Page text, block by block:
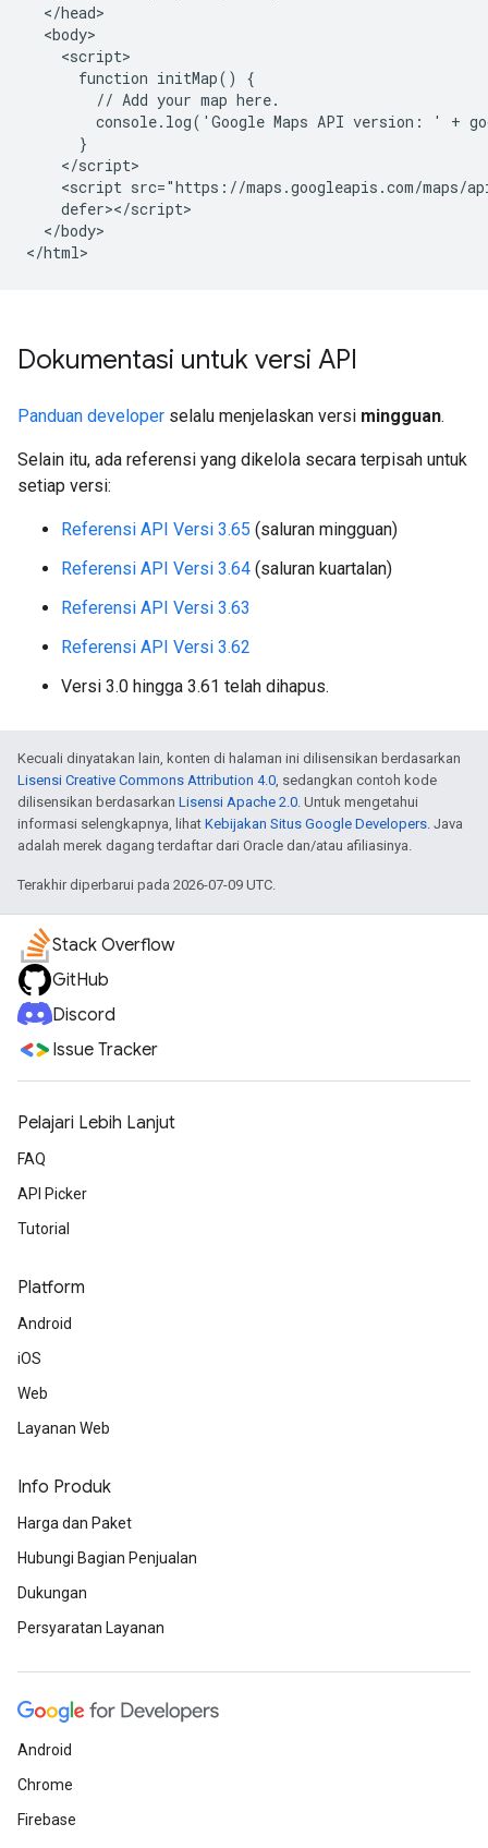
  </head>
  <body>
    <script>
      function initMap() {
        // Add your map here.
console.log('Google Maps API version: ' +
      }
    </script>
<script src="https://maps.googleapis.com/maps/
    defer></script>
  </body>
</html>
Dokumentasi untuk versi API
Panduan developer selalu menjelaskan versi mingguan.
Selain itu, ada referensi yang dikelola secara terpisah untuk
setiap versi:
Referensi API Versi 3.65 (saluran mingguan)
Referensi API Versi 3.64 (saluran kuartalan)
Referensi API Versi 3.63
Referensi API Versi 3.62
Versi 3.0 hingga 3.61 telah dihapus.
Kecuali dinyatakan lain, konten di halaman ini dilisensikan berdasarkan
Lisensi Creative Commons Attribution 4.0, sedangkan contoh kode
dilisensikan berdasarkan Lisensi Apache 2.0. Untuk mengetahui
informasi selengkapnya, lihat Kebijakan Situs Google Developers. Java
adalah merek dagang terdaftar dari Oracle dan/atau afiliasinya.
Terakhir diperbarui pada 2026-07-09 UTC.
Stack Overflow
GitHub
Discord
Issue Tracker
Pelajari Lebih Lanjut
FAQ
API Picker
Tutorial
Platform
Android
iOS
Web
Layanan Web
Info Produk
Harga dan Paket
Hubungi Bagian Penjualan
Dukungan
Persyaratan Layanan
Android
Chrome
Firebase